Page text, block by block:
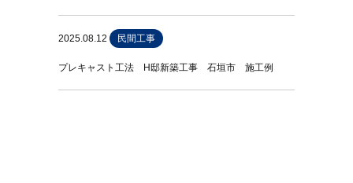
2025.08.12 民間工事
プレキャスト工法 H邸新築工事 石垣市 施工例